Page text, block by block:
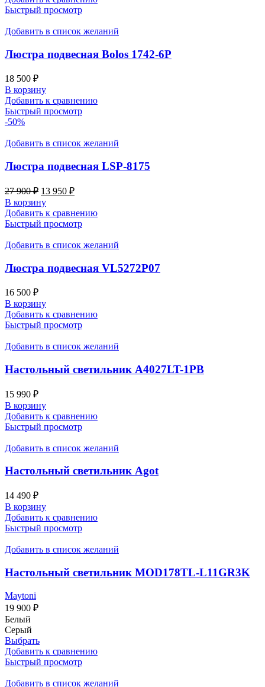
Быстрый просмотр
Добавить в список желаний
Люстра подвесная Bolos 1742-6P
18 500 ₽
В корзину
Добавить к сравнению
Быстрый просмотр
-50%
Добавить в список желаний
Люстра подвесная LSP-8175
27 900₽ 13 950 ₽
В корзину
Добавить к сравнению
Быстрый просмотр
Добавить в список желаний
Люстра подвесная VL5272P07
16 500 ₽
В корзину
Добавить к сравнению
Быстрый просмотр
Добавить в список желаний
Настольный светильник A4027LT-1PB
15 990 ₽
В корзину
Добавить к сравнению
Быстрый просмотр
Добавить в список желаний
Настольный светильник Agot
14 490 ₽
В корзину
Добавить к сравнению
Быстрый просмотр
Добавить в список желаний
Настольный светильник MOD178TL-L11GR3K
Maytoni
19 900 ₽
Белый
Серый
Выбрать
Добавить к сравнению
Быстрый просмотр
Добавить в список желаний